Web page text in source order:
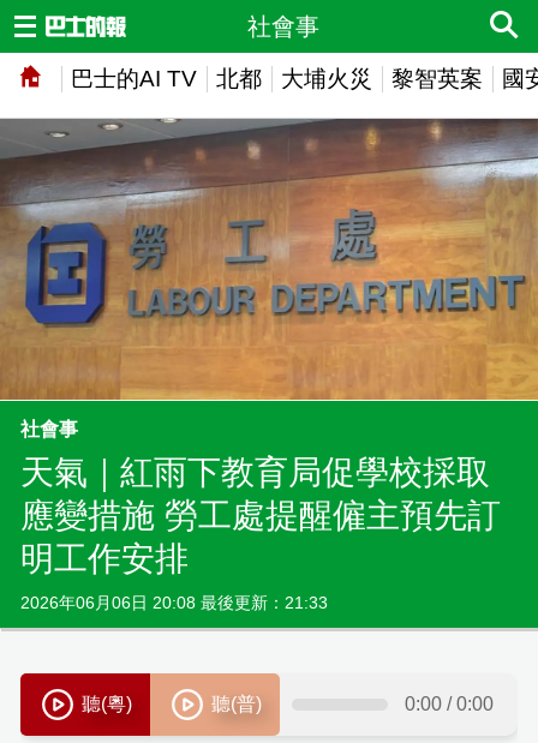
巴士的AI TV 北都 大埔火災 黎智英案 國
社會事
社會事
天氣｜紅雨下教育局促學校採取
應變措施 勞工處提醒僱主預先訂
明工作安排
2026年06月06日 20:08 最後更新：21:33